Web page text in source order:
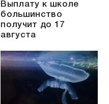
Выплату к школе
большинство
получит до 17
августа